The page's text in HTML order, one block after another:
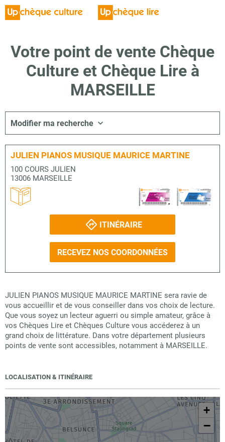
Votre point de vente Chèque
Culture et Chèque Lire à
MARSEILLE
Modifier ma recherche
JULIEN PIANOS MUSIQUE MAURICE MARTINE
100 COURS JULIEN
13006 MARSEILLE
ITINÉRAIRE
RECEVEZ NOS COORDONNÉES
JULIEN PIANOS MUSIQUE MAURICE MARTINE sera ravie de
vous accueillir et de vous conseiller dans vos choix de lecture.
Que vous soyez un lecteur aguerri ou simple amateur, grâce à
vos Chèques Lire et Chèques Culture vous accéderez à un
grand choix de littérature. Dans votre département plusieurs
points de vente sont accessibles, notamment à MARSEILLE.
LOCALISATION & ITINÉRAIRE
+
−